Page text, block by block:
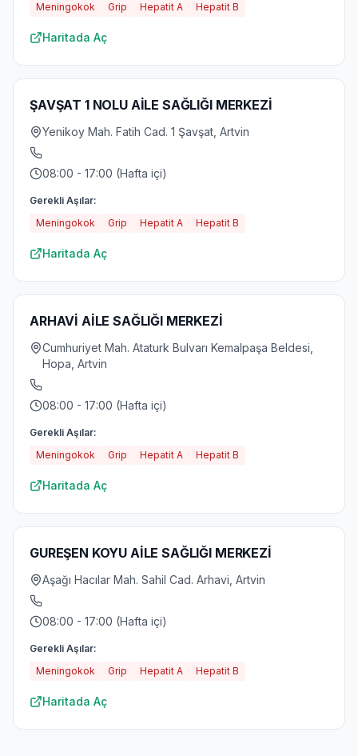
Meningokok
Grip Hepatit A Hepatit B
Haritada Aç
ŞAVŞAT 1 NOLU AİLE SAĞLIĞI MERKEZİ
Yenikoy Mah. Fatih Cad. 1 Şavşat, Artvin
08:00 - 17:00 (Hafta içi)
Gerekli Aşılar:
Meningokok
Grip Hepatit A Hepatit B
Haritada Aç
ARHAVİ AİLE SAĞLIĞI MERKEZİ
Cumhuriyet Mah. Ataturk Bulvarı Kemalpaşa Beldesi,
Hopa, Artvin
08:00 - 17:00 (Hafta içi)
Gerekli Aşılar:
Meningokok
Grip Hepatit A Hepatit B
Haritada Aç
GUREŞEN KOYU AİLE SAĞLIĞI MERKEZİ
Aşağı Hacılar Mah. Sahil Cad. Arhavi, Artvin
08:00 - 17:00 (Hafta içi)
Gerekli Aşılar:
Meningokok
Grip Hepatit A Hepatit B
Haritada Aç